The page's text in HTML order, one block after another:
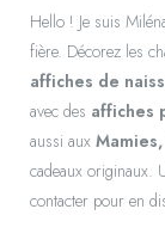
Hello ! Je suis
fière. Décorez les
affiches de
avec des affiches
aussi aux
cadeaux originaux.
contacter pour en